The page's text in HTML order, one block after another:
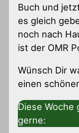
Buch und
es gleich
noch nach
ist der OMR
Wünsch Dir
einen
Diese Woche
gerne: